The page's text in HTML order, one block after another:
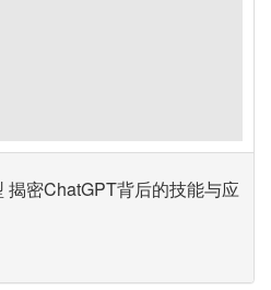
揭密ChatGPT背后的技能与应